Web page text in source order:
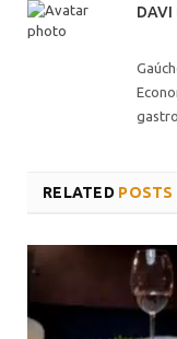
DAVI
RELATED POSTS